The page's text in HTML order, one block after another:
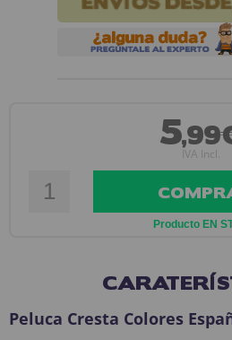
5
IVA Incl.
Producto EN
Peluca Cresta Colores